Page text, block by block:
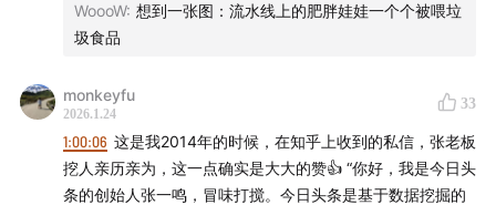
WoooW: 想到一张图：流水线上的肥胖娃娃一个个被喂垃
圾食品
monkeyfu
2026.1.24
33
1:00:06 这是我2014年的时候，在知乎上收到的私信，张老板
挖人亲历亲为，这一点确实是大大的赞👍 “你好，我是今日头
条的创始人张一鸣，冒味打搅。今日头条是基于数据挖掘的